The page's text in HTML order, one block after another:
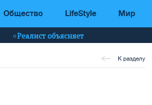
Общество LifeStyle Мир
Реалист объясняет
К разделу